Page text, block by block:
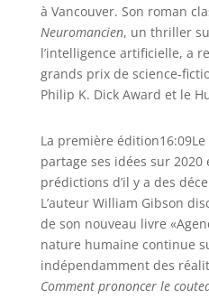
à Vancouver. Son roman
Neuromancien, un thriller
l’intelligence artificielle, a
grands prix de science-
Philip K. Dick Award et le
La première édition16:09
partage ses idées sur 2020
prédictions d’il y a des
L’auteur William Gibson
de son nouveau livre
nature humaine continue
indépendamment des
Comment prononcer le